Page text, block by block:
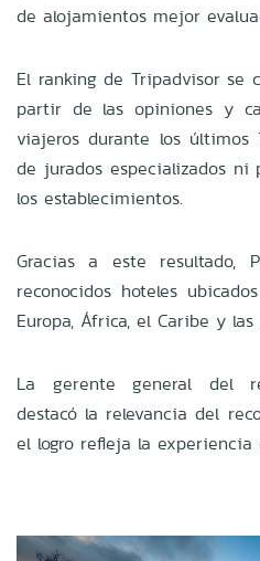
de alojamientos mejor
El ranking de Tripadvisor se
partir de las opiniones y
viajeros durante los últimos
de jurados especializados
los establecimientos.
Gracias a este resultado,
reconocidos hoteles
Europa, África, el Caribe y las
La gerente general del
destacó la relevancia del
el logro refleja la